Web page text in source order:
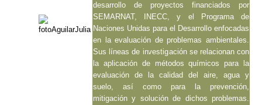
desarrollo de proyectos financiados por
SEMARNAT, INECC, y el Programa de
Naciones Unidas para el Desarrollo enfocadas
en la evaluación de problemas ambientales.
Sus líneas de investigación se relacionan con
la aplicación de métodos químicos para la
evaluación de la calidad del aire, agua y
suelo, así como para la prevención,
mitigación y solución de dichos problemas.